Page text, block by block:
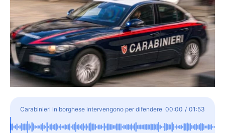
Carabinieri in borghese intervengono per difendere
una donna. Un uomo arrestato
00:00 / 01:53